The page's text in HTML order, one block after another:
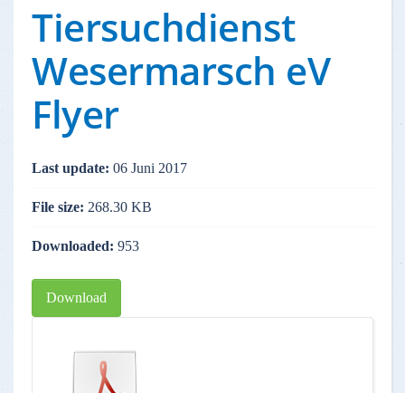
Tiersuchdienst
Wesermarsch eV
Flyer
Last update: 06 Juni 2017
File size: 268.30 KB
Downloaded: 953
Download